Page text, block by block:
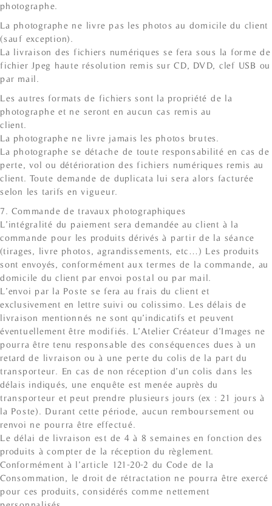
photographe.
La photographe ne livre pas les photos au domicile du client
(sauf exception).
La livraison des fichiers numériques se fera sous la forme de
fichier Jpeg haute résolution remis sur CD, DVD, clef USB ou
par mail.
Les autres formats de fichiers sont la propriété de la
photographe et ne seront en aucun cas remis au
client.
La photographe ne livre jamais les photos brutes.
La photographe se détache de toute responsabilité en cas de
perte, vol ou détérioration des fichiers numériques remis au
client. Toute demande de duplicata lui sera alors facturée
selon les tarifs en vigueur.
7. Commande de travaux photographiques
L’intégralité du paiement sera demandée au client à la
commande pour les produits dérivés à partir de la séance
(tirages, livre photos, agrandissements, etc…) Les produits
sont envoyés, conformément aux termes de la commande, au
domicile du client par envoi postal ou par mail.
L’envoi par la Poste se fera au frais du client et
exclusivement en lettre suivi ou colissimo. Les délais de
livraison mentionnés ne sont qu’indicatifs et peuvent
éventuellement être modifiés. L’Atelier Créateur d’Images ne
pourra être tenu responsable des conséquences dues à un
retard de livraison ou à une perte du colis de la part du
transporteur. En cas de non réception d’un colis dans les
délais indiqués, une enquête est menée auprès du
transporteur et peut prendre plusieurs jours (ex : 21 jours à
la Poste). Durant cette période, aucun remboursement ou
renvoi ne pourra être effectué.
Le délai de livraison est de 4 à 8 semaines en fonction des
produits à compter de la réception du règlement.
Conformément à l’article 121-20-2 du Code de la
Consommation, le droit de rétractation ne pourra être exercé
pour ces produits, considérés comme nettement